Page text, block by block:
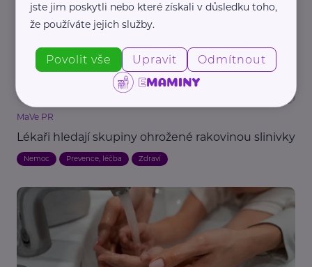
MaVe PR
Lékaři hledají skupiny ohrožené rakovinou slinivky
Nemoc Prevence, léčba Zdraví
jste jim poskytli nebo které získali v důsledku toho,
že používáte jejich služby.
Povolit vše Upravit Odmítnout